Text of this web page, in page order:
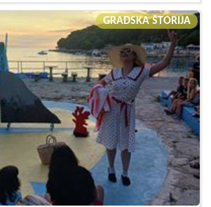
GRADSKA ŠTORIJA